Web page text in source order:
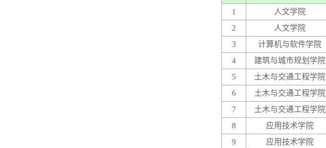
1
人文学院
2
人文学院
3
计算机与软件学院
4
建筑与城市规划学院
5
土木与交通工程学院
6
土木与交通工程学院
7
土木与交通工程学院
8
应用技术学院
9
应用技术学院